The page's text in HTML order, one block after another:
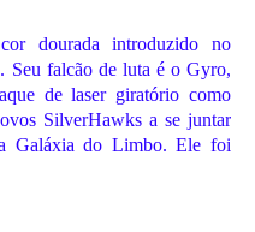
dourada introduzido no
Seu falcão de luta é o Gyro,
de laser giratório como
SilverHawks a se juntar
Galáxia do Limbo. Ele foi